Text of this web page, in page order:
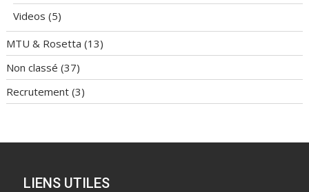
Videos (5)
MTU & Rosetta (13)
Non classé (37)
Recrutement (3)
LIENS UTILES